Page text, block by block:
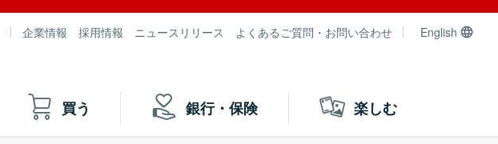
企業情報 採用情報 ニュースリリース よくあるご質問・お問い合わせ English
買う 銀行・保険 楽しむ